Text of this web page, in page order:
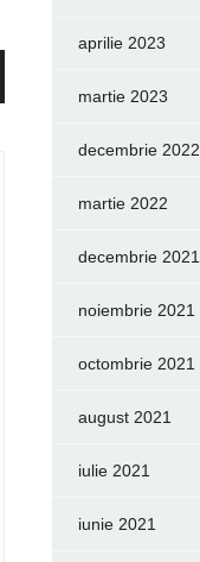
aprilie 2023
martie 2023
decembrie 2022
martie 2022
decembrie 2021
noiembrie 2021
octombrie 2021
august 2021
iulie 2021
iunie 2021